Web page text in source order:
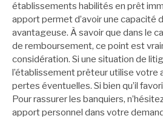
établissements habilités en prêt
apport permet d’avoir une capacité
avantageuse. À savoir que dans le
de remboursement, ce point est
considération. Si une situation de
l’établissement prêteur utilise votre
pertes éventuelles. Si bien qu’il
Pour rassurer les banquiers,
apport personnel dans votre